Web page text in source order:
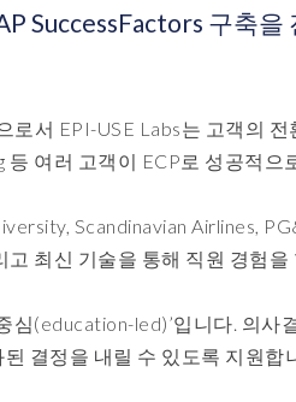
SuccessFactors 구축
로서 EPI-USE Labs는 고객의
등 여러 고객이 ECP로 성공적으
Scandinavian Airlines,
고 최신 기술을 통해 직원 경험
심(education-led)’입니다. 의
결정을 내릴 수 있도록 지원합